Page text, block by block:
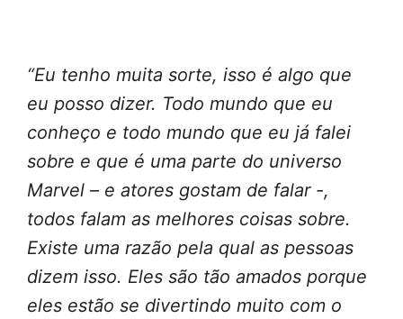
“Eu tenho muita sorte, isso é algo que
eu posso dizer. Todo mundo que eu
conheço e todo mundo que eu já falei
sobre e que é uma parte do universo
Marvel – e atores gostam de falar -,
todos falam as melhores coisas sobre.
Existe uma razão pela qual as pessoas
dizem isso. Eles são tão amados porque
eles estão se divertindo muito com o